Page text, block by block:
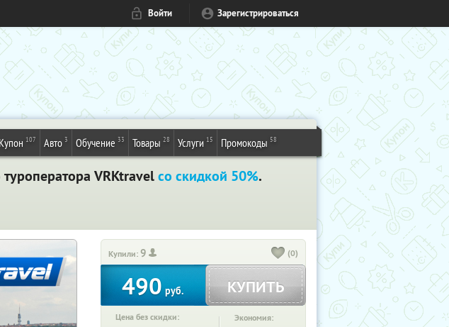
Войти Зарегистрироваться
107 Авто 3 Обучение 33 Товары 28 Услуги 15 Промокоды 58
VRKtravelсо скидкой 50%.
Купили:9 (0)
490 руб. КУПИТЬ
Цена без скидки: Экономия: